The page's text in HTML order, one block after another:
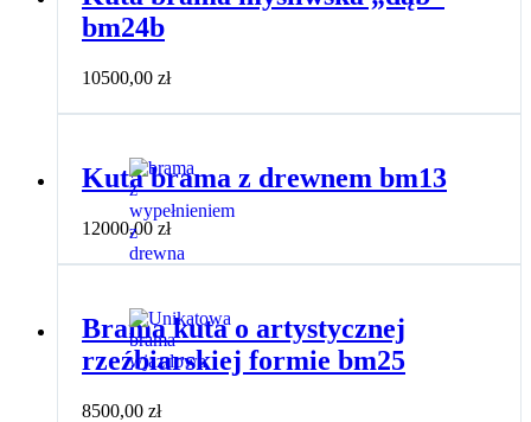
bm24b
10500,00 zł
Kuta brama z drewnem bm13
12000,00 zł
Brama kuta o artystycznej
rzeźbiarskiej formie bm25
8500,00 zł